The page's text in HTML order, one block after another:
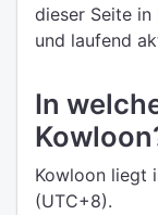
dieser Seite
und laufend
In
Kowloon liegt
(UTC+8).